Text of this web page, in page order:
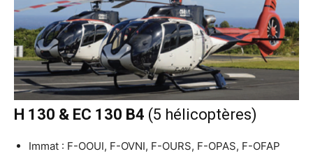
H 130 & EC 130 B4 (5 hélicoptères)
Immat : F-OOUI, F-OVNI, F-OURS, F-OPAS, F-OFAP